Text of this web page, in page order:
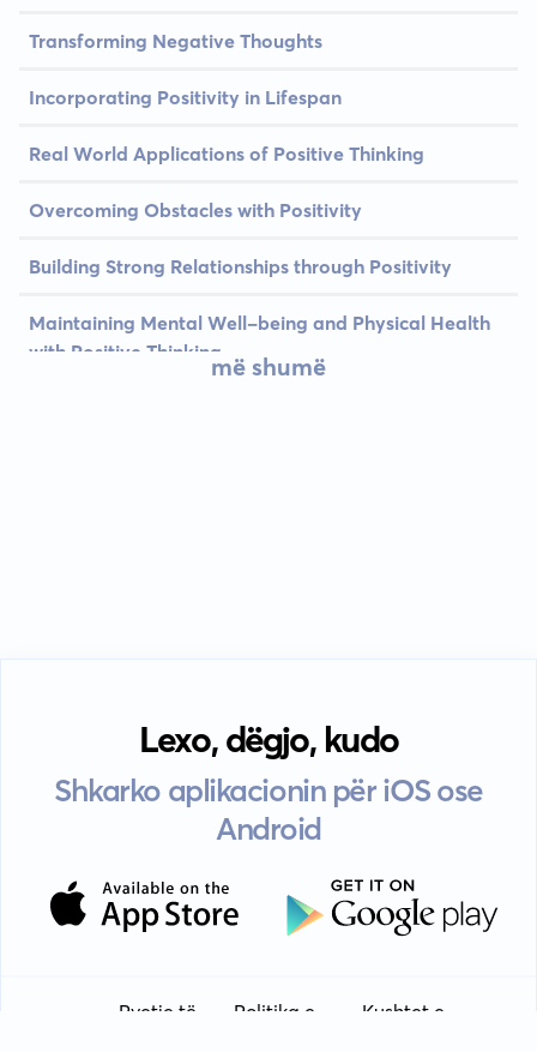
Transforming Negative Thoughts
Incorporating Positivity in Lifespan
Real World Applications of Positive Thinking
Overcoming Obstacles with Positivity
Building Strong Relationships through Positivity
Maintaining Mental Well-being and Physical Health
with Positive Thinkingmë shumë
Lexo, dëgjo, kudo
Shkarko aplikacionin për iOS ose
Android
Pyetje të
Politika e
Kushtet e